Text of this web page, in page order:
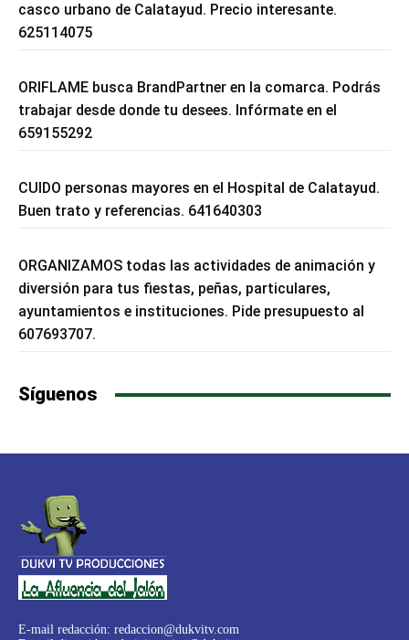
casco urbano de Calatayud. Precio interesante.
625114075
ORIFLAME busca BrandPartner en la comarca. Podrás
trabajar desde donde tu desees. Infórmate en el
659155292
CUIDO personas mayores en el Hospital de Calatayud.
Buen trato y referencias. 641640303
ORGANIZAMOS todas las actividades de animación y
diversión para tus fiestas, peñas, particulares,
ayuntamientos e instituciones. Pide presupuesto al
607693707.
Síguenos
E-mail redacción: redaccion@dukvitv.com